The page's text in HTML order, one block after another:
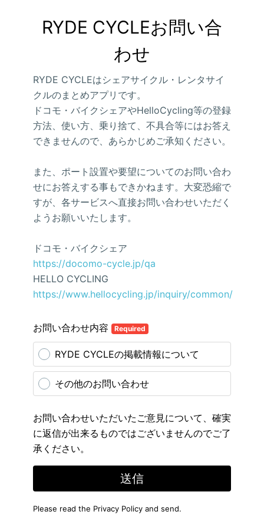
RYDE CYCLEお問い合
わせ
RYDE CYCLEはシェアサイクル・レンタサイ
クルのまとめアプリです。
ドコモ・バイクシェアやHelloCycling等の登録
方法、使い方、乗り捨て、不具合等にはお答え
できませんので、あらかじめご承知ください。
また、ポート設置や要望についてのお問い合わ
せにお答えする事もできかねます。大変恐縮で
すが、各サービスへ直接お問い合わせいただく
ようお願いいたします。
ドコモ・バイクシェア
https://docomo-cycle.jp/qa
HELLO CYCLING
https://www.hellocycling.jp/inquiry/common/
お問い合わせ内容 Required
RYDE CYCLEの掲載情報について
その他のお問い合わせ
お問い合わせいただいたご意見について、確実
に返信が出来るものではございませんのでご了
承ください。
送信
Please read the Privacy Policy and send.